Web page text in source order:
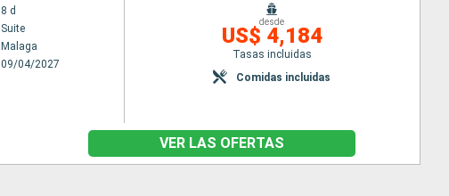
8 d
Suite
Malaga
09/04/2027
desde
US$ 4,184
Tasas incluidas
Comidas incluidas
VER LAS OFERTAS